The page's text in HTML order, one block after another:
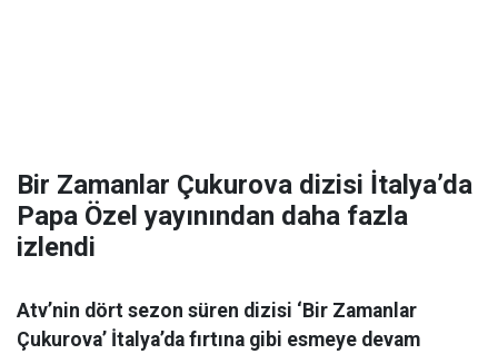
Bir Zamanlar Çukurova dizisi İtalya’da
Papa Özel yayınından daha fazla
izlendi
Atv’nin dört sezon süren dizisi ‘Bir Zamanlar
Çukurova’ İtalya’da fırtına gibi esmeye devam